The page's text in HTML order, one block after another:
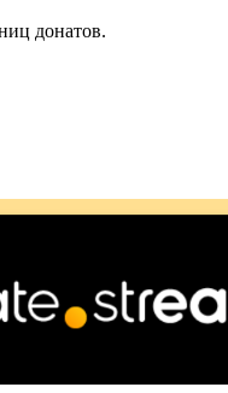
донатов.